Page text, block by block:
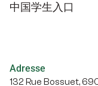
中国学生入口
Adresse
132 Rue Bossuet,